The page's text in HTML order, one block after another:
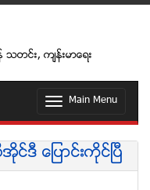
သတင္း, က်န္းမာေရး
T
g
l
e
Main Menu
ဒီ ေျပာင္းကိုင္ၿပီ